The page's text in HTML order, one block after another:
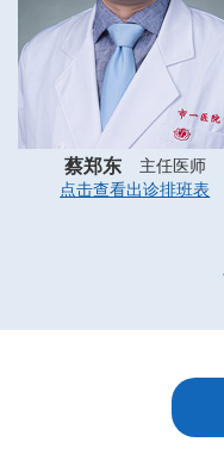
蔡郑东
主任医师
点击查看出诊排班表